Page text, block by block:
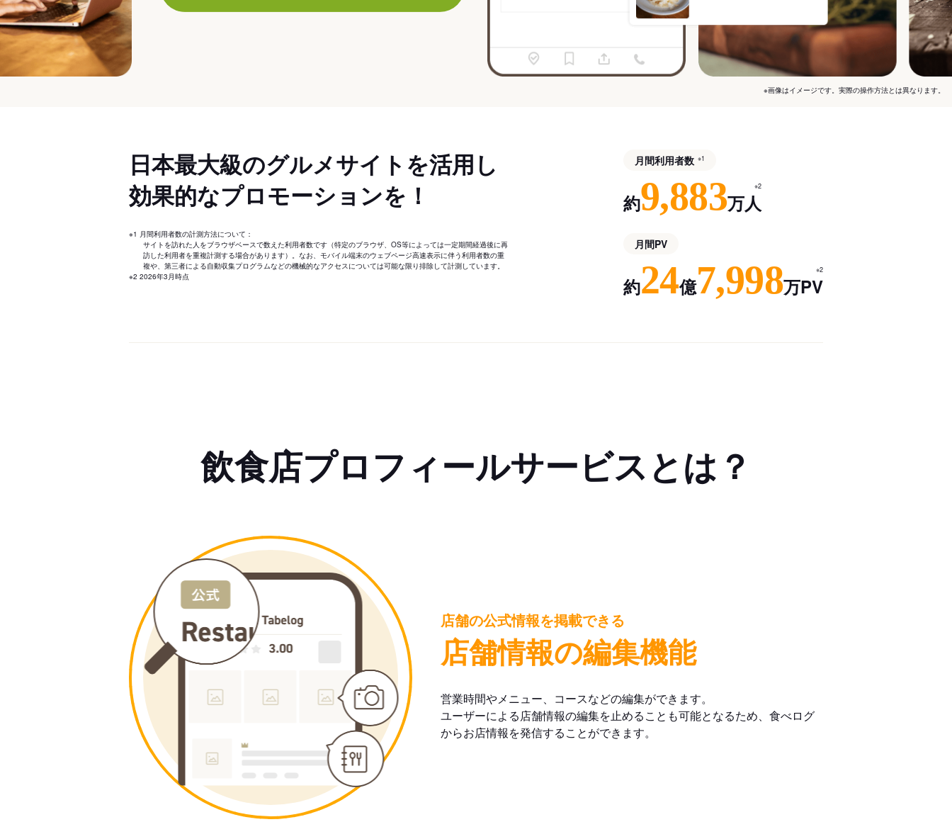
※画像はイメージです。実際の操作方法とは異なります。
日本最大級のグルメサイトを活用し
効果的なプロモーションを！
※1 月間利用者数の計測方法について：
サイトを訪れた人をブラウザベースで数えた利用者数です（特定のブラウザ、OS等によっては一定期間経過後に再
訪した利用者を重複計測する場合があります）。なお、モバイル端末のウェブページ高速表示に伴う利用者数の重
複や、第三者による自動収集プログラムなどの機械的なアクセスについては可能な限り排除して計測しています。
※2 2026年3月時点
月間利用者数 ※1
約9,883万人
※2
月間PV
約24億7,998万PV
※2
飲食店プロフィールサービスとは？
店舗の公式情報を掲載できる
店舗情報の編集機能
営業時間やメニュー、コースなどの編集ができます。
ユーザーによる店舗情報の編集を止めることも可能となるため、食べログ
からお店情報を発信することができます。